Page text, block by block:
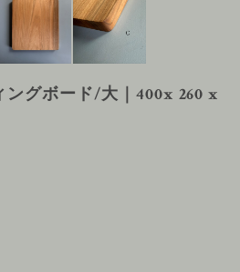
ングボード/大｜400x 260 x